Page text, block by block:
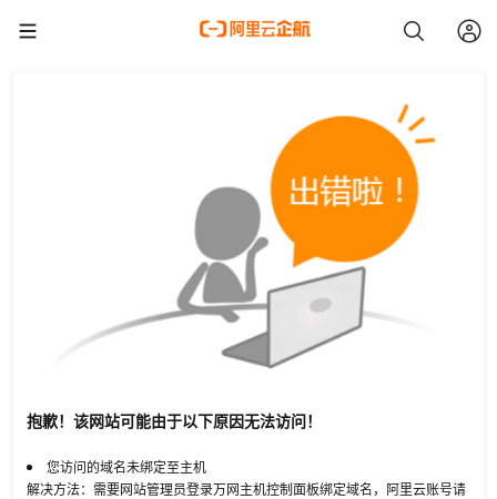
抱歉！该网站可能由于以下原因无法访问！
您访问的域名未绑定至主机
解决方法：需要网站管理员登录万网主机控制面板绑定域名，阿里云账号请